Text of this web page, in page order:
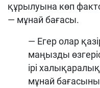
құрылуына көп
— мұнай бағасы.
— Егер олар
маңызды
ірі
мұнай